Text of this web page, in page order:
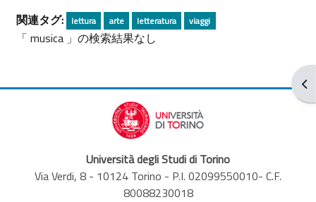
ブ
関連タグ: lettura arte letteratura viaggi
「 musica 」の検索結果なし
Università degli Studi di Torino
Via Verdi, 8 - 10124 Torino - P.I. 02099550010- C.F.
80088230018